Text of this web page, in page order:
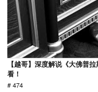
【越哥】深度解说《大佛普
看！
# 474